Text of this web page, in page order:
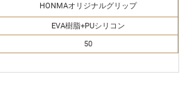
HONMAオリジナルグリップ
EVA樹脂+PUシリコン
50